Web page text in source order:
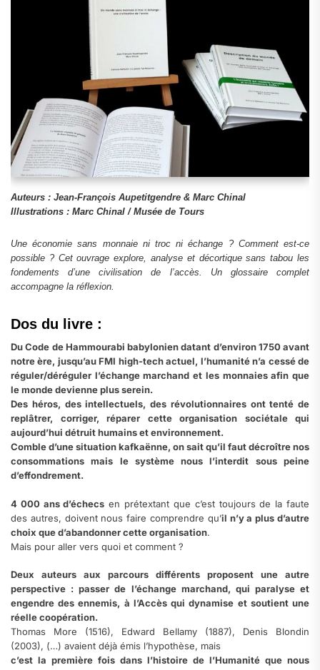
Auteurs : Jean‑François Aupetitgendre & Marc Chinal
Illustrations : Marc Chinal / Musée de Tours
Une économie sans monnaie ni troc ni échange ? Comment est‑ce
possible ? Cet ouvrage explore, analyse et décortique sans tabou les
fondements d’une civilisation de l’accès. Un glossaire complet
accompagne la réflexion.
Dos du livre :
Du Code de Hammourabi babylonien datant d’environ 1750 avant
notre ère, jusqu’au FMI high-tech actuel, l’humanité n’a cessé de
réguler/déréguler l’échange marchand et les monnaies afin que
le monde devienne plus serein.
Des héros, des intellectuels, des révolutionnaires ont tenté de
replâtrer, corriger, réparer cette organisation sociétale qui
aujourd’hui détruit humains et environnement.
Comble d’une situation kafkaënne, on sait qu’il faut décroître nos
consommations mais le système nous l’interdit sous peine
d’effondrement.
4 000 ans d’échecs en prétextant que c’est toujours de la faute
des autres, doivent nous faire comprendre qu’il n’y a plus d’autre
choix que d’abandonner cette organisation.
Mais pour aller vers quoi et comment ?
Deux auteurs aux parcours différents proposent une autre
perspective : passer de l’échange marchand, qui paralyse et
engendre des ennemis, à l’Accès qui dynamise et soutient une
réelle coopération.
Thomas More (1516), Edward Bellamy (1887), Denis Blondin
(2003), (…) avaient déjà émis l’hypothèse, mais
c’est la première fois dans l’histoire de l’Humanité que nous